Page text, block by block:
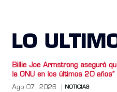
LO
Billie Joe Armstrong aseguró
la ONU en los últimos 20 años”
Ago 07, 2026 NOTICIAS